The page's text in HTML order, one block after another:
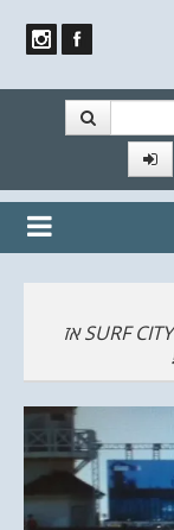
נשמח
SURF CITY USA – VANS U.S. OPEN OF SURFING אז